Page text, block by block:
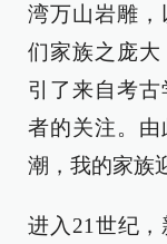
湾万山岩雕
们家族之庞大
引了来自考
者的关注。
潮，我的家族
进入21世纪